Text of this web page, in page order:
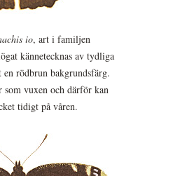
io, art i familjen
kännetecknas av tydliga
rödbrun bakgrundsfärg.
vuxen och därför kan
tidigt på våren.